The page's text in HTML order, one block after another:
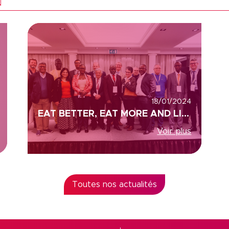
18/01/2024
EAT BETTER, EAT MORE AND LIVE BETTER HEALTH, COLEAD AND ACP (AFRICA, CARIBBEAN AND PACIFIC)
Voir plus
Toutes nos actualités
de confidentialité, en garantissant la conformité avec